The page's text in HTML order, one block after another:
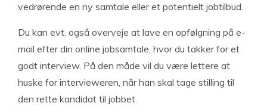
vedrørende en ny samtale eller et potentielt jobtilbud.
Du kan evt. også overveje at lave en opfølgning på e-
mail efter din online jobsamtale, hvor du takker for et
godt interview. På den måde vil du være lettere at
huske for intervieweren, når han skal tage stilling til
den rette kandidat til jobbet.